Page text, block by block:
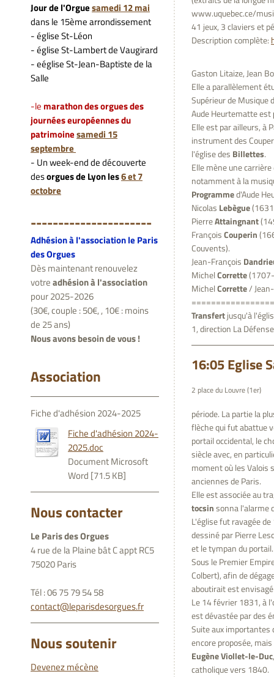
Jour de l'Orguesamedi 12 mai
dans le 15ème arrondissement
- église St-Léon
- église St-Lambert de Vaugirard
- eéglise St-Jean-Baptiste de la
Salle
-le marathon des orgues des
journées européennes du
patrimoinesamedi 15
septembre
- Un week-end de découverte
desorgues de Lyon les6 et 7
octobre
----------------------
Adhésion à l'association le Paris
des Orgues
Dès maintenant renouvelez
votreadhésion à l'association
pour 2025-2026
(30€, couple : 50€, , 10€ : moins
de 25 ans)
Nous avons besoin de vous !
Association
Fiche d'adhésion 2024-2025
Fiche d'adhésion 2024-
2025.doc
Document Microsoft
Word [71.5 KB]
Nous contacter
Le Paris des Orgues
4 rue de la Plaine bât C appt RC5
75020 Paris
Tél : 06 75 79 54 58
contact@leparisdesorgues.fr
Nous soutenir
Devenez mécène
www.uquebec.ce/
41 jeux, 3 claviers et
Description complète:
Gaston Litaize, Jean
Elle a parallèlement
Supérieur de Musique
Aude Heurtematte est
Elle est par ailleurs, à
instrument des
l'église des Billettes.
Elle mène une
notamment à la
Programmed'Aude
Nicolas Lebègue
PierreAttaingnant
FrançoisCouperin
Couvents).
Jean-François
MichelCorrette
MichelCorrette/
Transfertjusqu'à
1, direction La
16:05 Eglise
2 place du Louvre (1er)
période. La partie la
flèche qui fut abattue
portail occidental, le
siècle avec, en
moment où les Valois
anciennes de Paris.
Elle est associée au
tocsinsonna l'alarme
L'église fut ravagée
dessiné par Pierre
et le tympan du portail.
Sous le Premier
Colbert), afin de
aboutirait est
Le 14 février 1831, à
est dévastée par des
Suite aux importantes
encore proposée,
Eugène Viollet-le-Duc
catholique vers 1840.